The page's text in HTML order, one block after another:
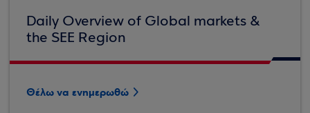
Daily Overview of Global markets &
the SEE Region
Θέλω να ενημερωθώ